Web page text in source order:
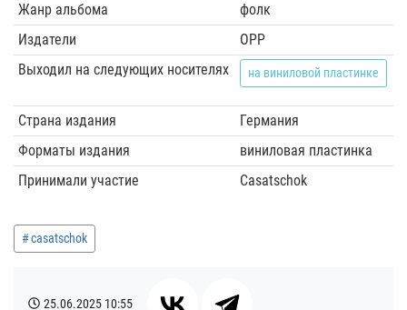
Жанр альбома
фолк
Издатели
OPP
Выходил на следующих носителях
на виниловой пластинке
Страна издания
Германия
Форматы издания
виниловая пластинка
Принимали участие
Casatschok
casatschok
25.06.2025 10:55